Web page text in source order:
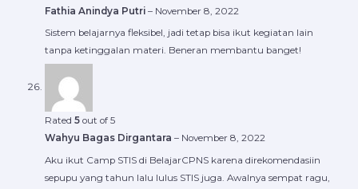
Fathia Anindya Putri – November 8, 2022
Sistem belajarnya fleksibel, jadi tetap bisa ikut kegiatan lain
tanpa ketinggalan materi. Beneran membantu banget!
Rated 5out of 5
Wahyu Bagas Dirgantara – November 8, 2022
Aku ikut Camp STIS di BelajarCPNS karena direkomendasiin
sepupu yang tahun lalu lulus STIS juga. Awalnya sempat ragu,